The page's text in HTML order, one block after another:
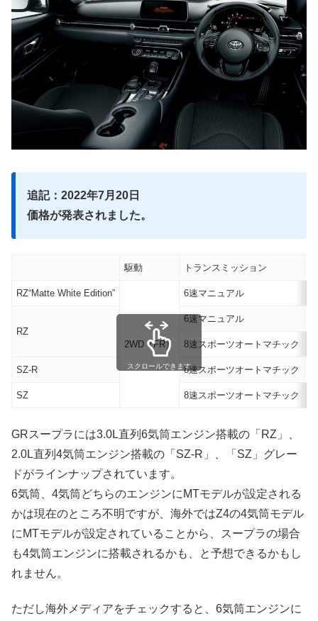
追記：2022年7月20日
価格が発表されました。
駆動 トランスミッション
RZ“Matte White Edition”
2WD（FR）
6速マニュアル
RZ
6速マニュアル
8速スポーツオートマチック
SZ-R 8速スポーツオートマチック
SZ 8速スポーツオートマチック
スクロールできます
GRスープラには3.0L直列6気筒エンジン搭載の「RZ」、
2.0L直列4気筒エンジン搭載の「SZ-R」、「SZ」グレー
ドがラインナップされています。
6気筒、4気筒どちらのエンジンにMTモデルが設定される
かは現在のところ不明ですが、海外ではZ4の4気筒モデル
にMTモデルが設定されていることから、スープラの場合
も4気筒エンジンに搭載されるかも、と予想できるかもし
れません。
ただし海外メディアをチェックすると、6気筒エンジンに